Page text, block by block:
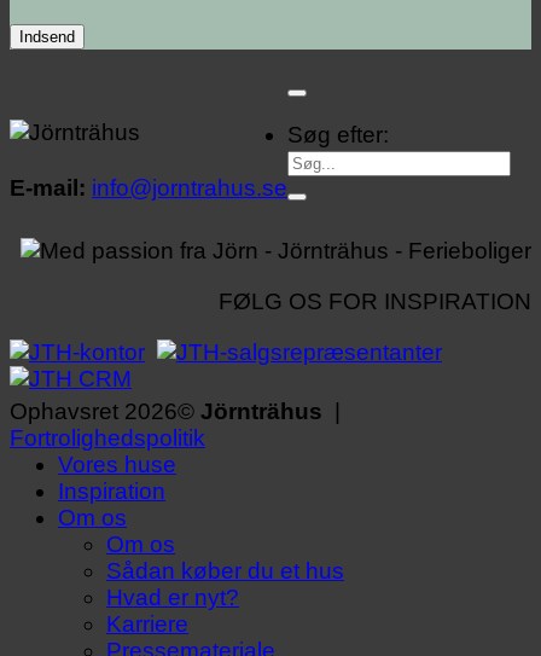
E-mail: info@jorntrahus.se
FØLG OS FOR INSPIRATION
Ophavsret 2026© Jörnträhus
Fortrolighedspolitik
Søg efter:
Vores huse
Inspiration
Om os
Om os
Sådan køber du et hus
Hvad er nyt?
Karriere
Pressemateriale